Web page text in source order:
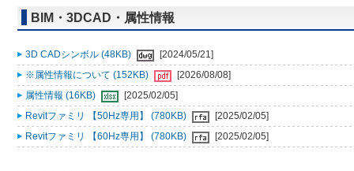
BIM・3DCAD・属性情報
3D CADシンボル (48KB)
[2024/05/21]
※属性情報について (152KB)
[2026/08/08]
属性情報 (16KB)
[2025/02/05]
Revitファミリ 【50Hz専用】 (780KB)
[2025/02/05]
Revitファミリ 【60Hz専用】 (780KB)
[2025/02/05]